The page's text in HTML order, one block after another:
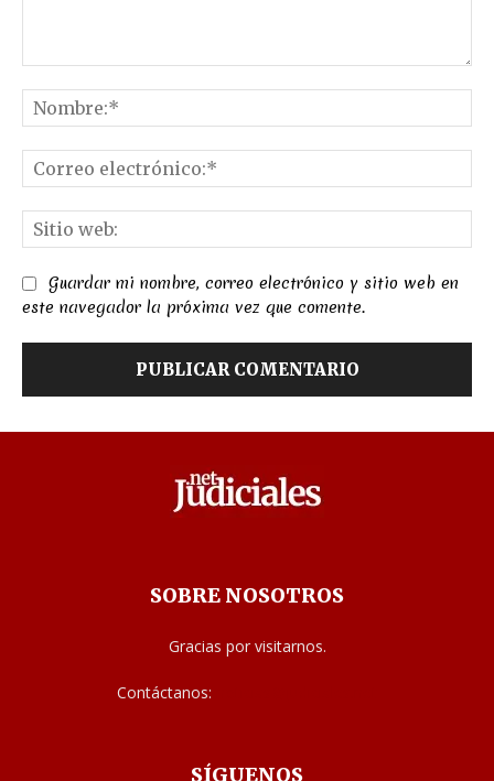
Guardar mi nombre, correo electrónico y sitio web en
este navegador la próxima vez que comente.
SOBRE NOSOTROS
Gracias por visitarnos.
Contáctanos:
SÍGUENOS